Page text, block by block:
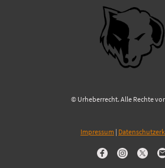
© Urheberrecht. Alle Rechte
Impressum |